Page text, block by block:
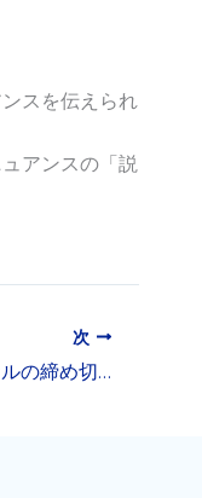
スを伝えられ
アンスの「説
次
何時間前までキャンセルできますか？予約キャンセルの締め切りについて